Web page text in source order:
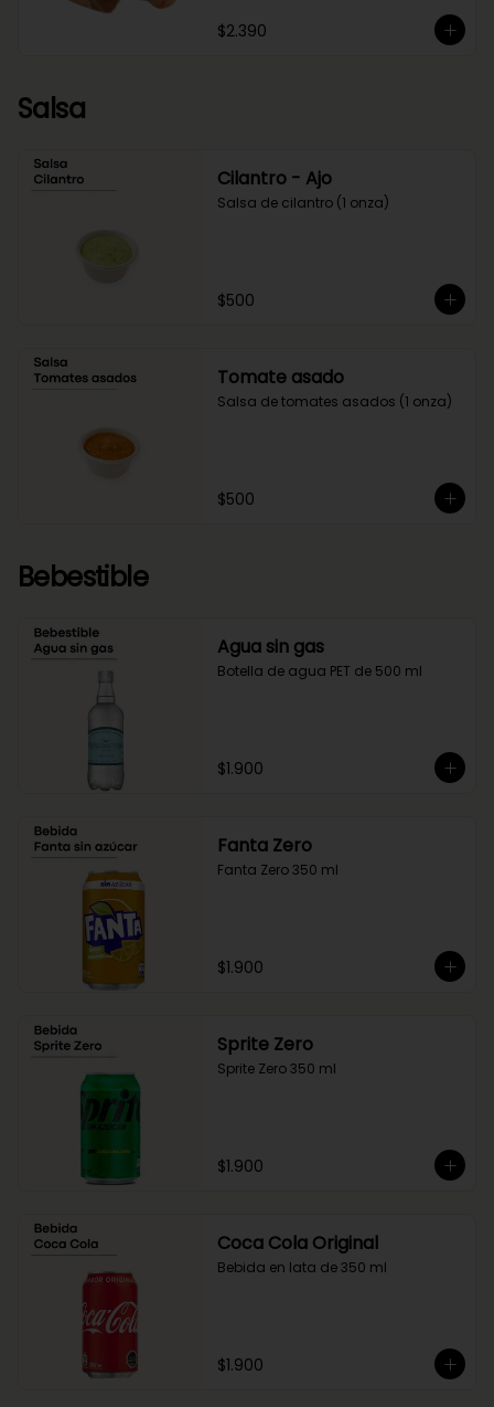
$2.390
Salsa
Cilantro - Ajo
Salsa de cilantro (1 onza)
$500
Tomate asado
Salsa de tomates asados (1 onza)
$500
Bebestible
Agua sin gas
Botella de agua PET de 500 ml
$1.900
Fanta Zero
Fanta Zero 350 ml
$1.900
Sprite Zero
Sprite Zero 350 ml
$1.900
Coca Cola Original
Bebida en lata de 350 ml
$1.900